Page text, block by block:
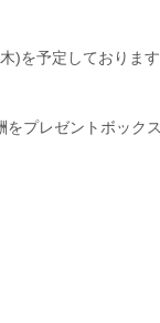
)を予定しております
プレゼントボック